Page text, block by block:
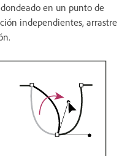
en un punto de
independientes, arrastre